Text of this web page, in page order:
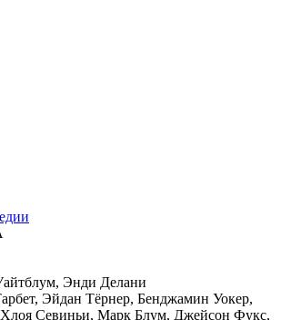
Энди Делани
Эйдан Тёрнер, Бенджамин Уокер,
Севиньи, Марк Блум, Джейсон Фукс,